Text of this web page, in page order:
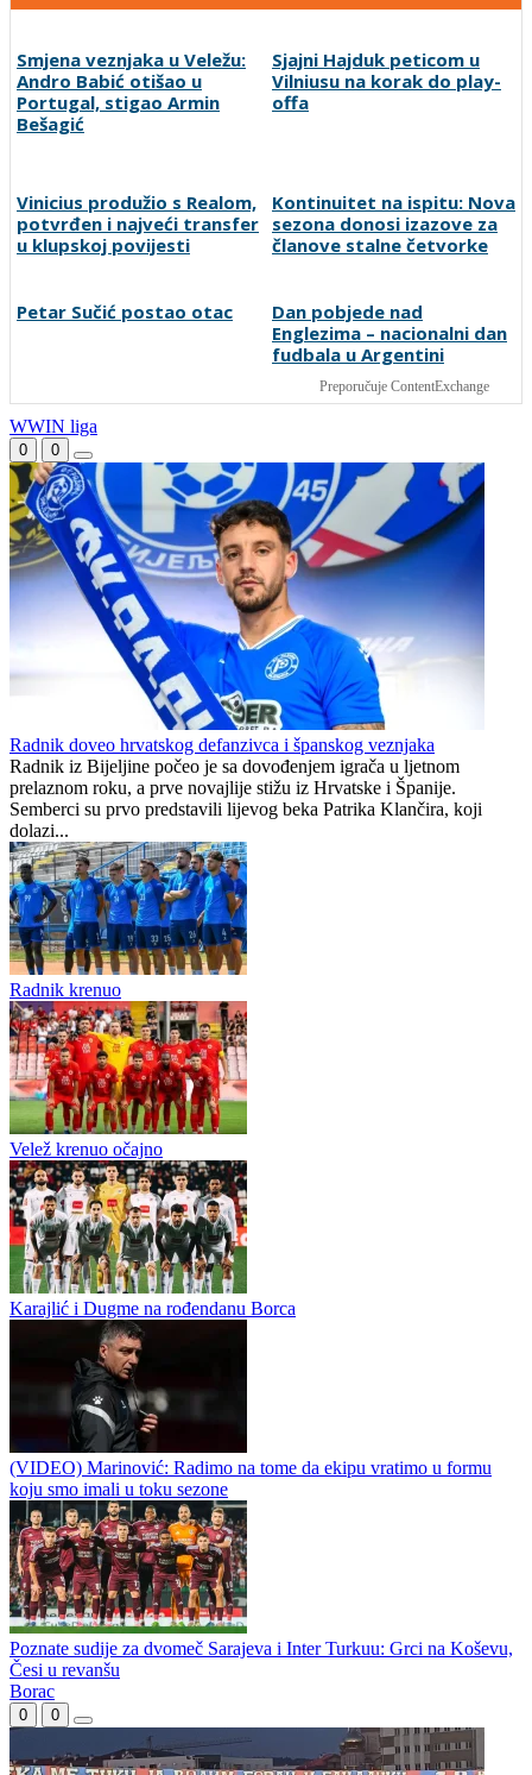
Andro Babić otišao u
Portugal, stigao Armin
Bešagić
Vilniusu na korak do play-
offa
Vinicius produžio s Realom,
potvrđen i najveći transfer
u klupskoj povijesti
članove stalne četvorke
Petar Sučić postao otac
Dan pobjede nad
Englezima – nacionalni dan
fudbala u Argentini
Preporučuje ContentExchange
WWIN liga
0 0
Radnik doveo hrvatskog defanzivca i španskog veznjaka
Radnik iz Bijeljine počeo je sa dovođenjem igrača u ljetnom
prelaznom roku, a prve novajlije stižu iz Hrvatske i Španije.
Semberci su prvo predstavili lijevog beka Patrika Klančira, koji
dolazi...
Radnik krenuo
Velež krenuo očajno
Karajlić i Dugme na rođendanu Borca